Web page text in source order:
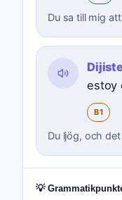
Du sa till mig
estoy
B1
Du ljög, och
💡